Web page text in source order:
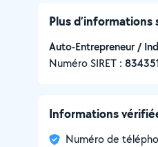
Plus d’informations
Auto-Entrepreneur /
Numéro SIRET :
Informations
Numéro de